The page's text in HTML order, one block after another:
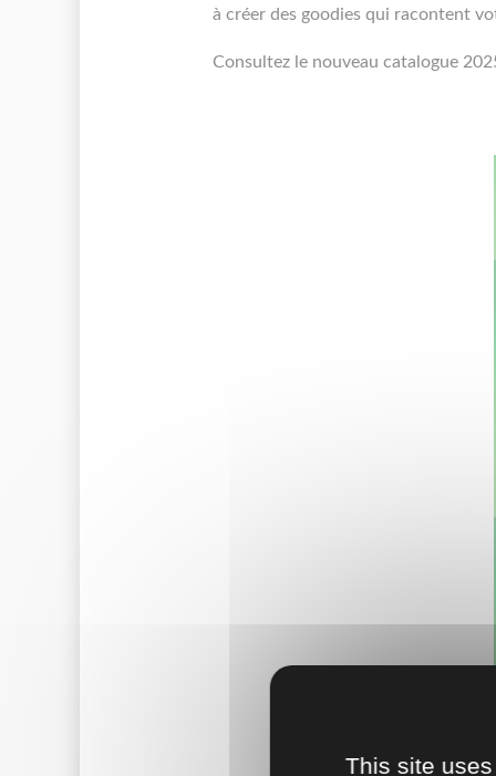
à créer des goodies qui racontent
Consultez le nouveau catalogue
This site